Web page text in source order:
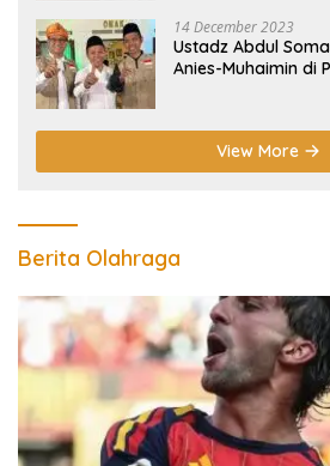
14 December 2023
Ustadz Abdul
Anies-Muhaimin di
View More
Berita Olahraga